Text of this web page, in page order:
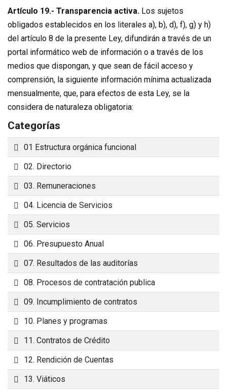
Artículo 19.- Transparencia activa. Los sujetos
obligados establecidos en los literales a), b), d), f), g) y h)
del artículo 8 de la presente Ley, difundirán a través de un
portal informático web de información o a través de los
medios que dispongan, y que sean de fácil acceso y
comprensión, la siguiente información mínima actualizada
mensualmente, que, para efectos de esta Ley, se la
considera de naturaleza obligatoria:
Categorías
Carpeta
01 Estructura orgánica funcional
Carpeta
02. Directorio
Carpeta
03. Remuneraciones
Carpeta
04. Licencia de Servicios
Carpeta
05. Servicios
Carpeta
06. Presupuesto Anual
Carpeta
07. Resultados de las auditorías
Carpeta
08. Procesos de contratación publica
Carpeta
09. Incumplimiento de contratos
Carpeta
10. Planes y programas
Carpeta
11. Contratos de Crédito
Carpeta
12. Rendición de Cuentas
Carpeta
13. Viáticos